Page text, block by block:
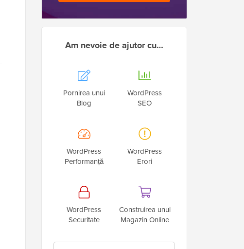
Am nevoie de ajutor cu…
Pornirea unui
Blog
WordPress
SEO
WordPress
Performanță
WordPress
Erori
WordPress
Securitate
Construirea unui
Magazin Online